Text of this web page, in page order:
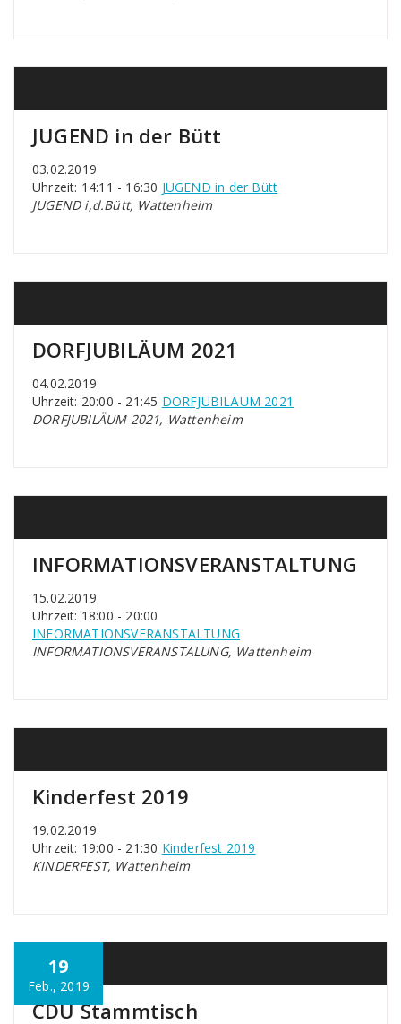
JUGEND in der Bütt
03.02.2019
Uhrzeit: 14:11 - 16:30 JUGEND in der Bütt
JUGEND i,d.Bütt, Wattenheim
DORFJUBILÄUM 2021
04.02.2019
Uhrzeit: 20:00 - 21:45 DORFJUBILÄUM 2021
DORFJUBILÄUM 2021, Wattenheim
INFORMATIONSVERANSTALTUNG
15.02.2019
Uhrzeit: 18:00 - 20:00
INFORMATIONSVERANSTALTUNG
INFORMATIONSVERANSTALUNG, Wattenheim
Kinderfest 2019
19.02.2019
Uhrzeit: 19:00 - 21:30 Kinderfest 2019
KINDERFEST, Wattenheim
19
Feb., 2019
CDU Stammtisch